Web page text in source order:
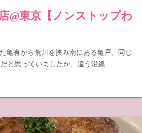
@東京【ノンストップわ
亀有から荒川を挟み南にある亀戸。同じ
と思っていましたが、違う沿線…